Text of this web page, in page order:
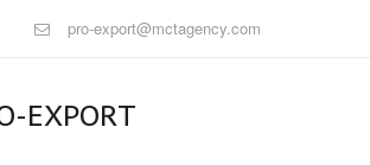
pro-export@mctagency.com
EXPORT